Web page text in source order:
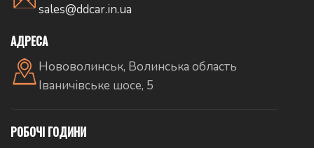
sales@ddcar.in.ua
АДРЕСА
Нововолинськ, Волинська область
Іваничівське шосе, 5
РОБОЧІ ГОДИНИ